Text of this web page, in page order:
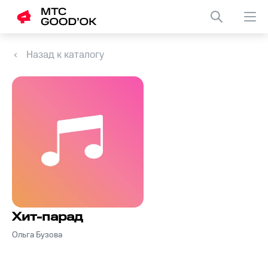
Назад к каталогу
Хит-парад
Ольга Бузова